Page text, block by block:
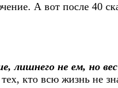
А вот после 40
лишнего не ем, но
кто всю жизнь не